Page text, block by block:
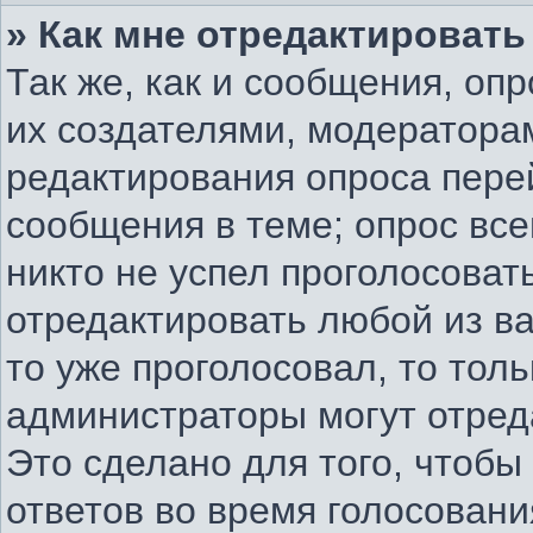
» Как мне
Так же, как и сообщения,
их создателями,
редактирования опроса
сообщения в теме; опрос
никто не успел
отредактировать любой из
то уже проголосовал, то
администраторы могут
Это сделано для того,
ответов во время